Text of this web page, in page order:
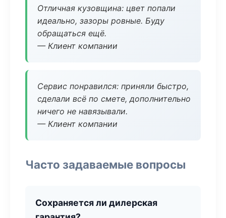
Отличная кузовщина: цвет попали
идеально, зазоры ровные. Буду
обращаться ещё.
— Клиент компании
Сервис понравился: приняли быстро,
сделали всё по смете, дополнительно
ничего не навязывали.
— Клиент компании
Часто задаваемые вопросы
Сохраняется ли дилерская